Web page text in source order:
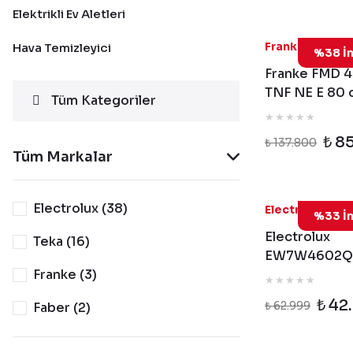
Elektrikli Ev Aletleri
Hava Temizleyici
Tüm Kategoriler
Tüm Markalar
Electrolux (38)
Teka (16)
Franke (3)
Faber (2)
%38
Franke
Franke FMD
TNF NE E 80
Black Inox Solo
₺ 137.800 ₺
%33
Electrolux
Electrolux
Kg Kurutmalı
₺ 62.999 ₺